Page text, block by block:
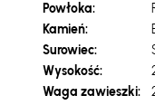
Powłoka:
Kamień:
Surowiec:
Wysokość:
Waga zawieszki: